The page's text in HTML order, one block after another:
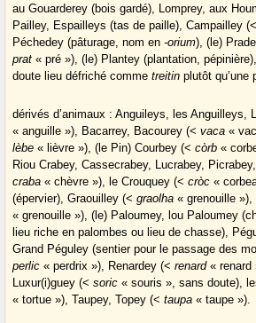
au Gouarderey (bois gardé), Lomprey, aux
Pailley, Espailleys (tas de paille), Campailley
Péchedey (pâturage, nom en-orium), (le)
prat « pré »), (le) Plantey (plantation,
doute lieu défriché commetreitin plutôt qu’une
dérivés d’animaux : Anguileys, les Anguilleys,
« anguille »), Bacarrey, Bacourey (<vaca «
lèbe « lièvre »), (le Pin) Courbey (<còrb «
Riou Crabey, Cassecrabey, Lucrabey,
craba « chèvre »), le Crouquey (<cròc «
(épervier), Graouilley (<graolha « grenouille
« grenouille »), (le) Paloumey, lou Paloumey
lieu riche en palombes ou lieu de chasse),
Grand Péguley (sentier pour le passage des
perlic « perdrix »), Renardey (<renard« renard
Luxur(i)guey (<soric « souris », sans doute),
« tortue »), Taupey, Topey (<taupa « taupe »).